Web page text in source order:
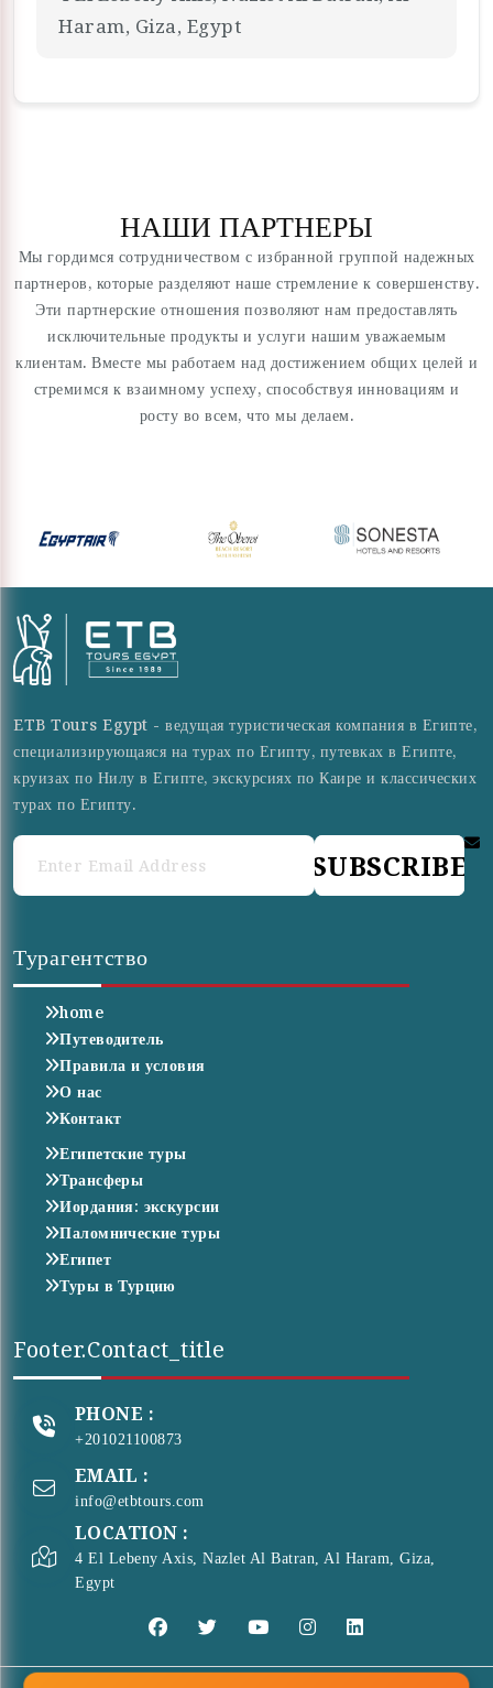
Haram, Giza, Egypt
НАШИ ПАРТНЕРЫ
Мы гордимся сотрудничеством с избранной группой надежных
партнеров, которые разделяют наше стремление к совершенству.
Эти партнерские отношения позволяют нам предоставлять
исключительные продукты и услуги нашим уважаемым
клиентам. Вместе мы работаем над достижением общих целей и
стремимся к взаимному успеху, способствуя инновациям и
росту во всем, что мы делаем.
ETB Tours Egypt - ведущая туристическая компания в Египте,
специализирующаяся на турах по Египту, путевках в Египте,
круизах по Нилу в Египте, экскурсиях по Каире и классических
турах по Египту.
SUBSCRIBE
Турагентство
home
Путеводитель
Правила и условия
О нас
Контакт
Египетские туры
Трансферы
Иордания: экскурсии
Паломнические туры
Египет
Туры в Турцию
Footer.contact_title
PHONE :
+201021100873
EMAIL :
info@etbtours.com
LOCATION :
4 El Lebeny Axis, Nazlet Al Batran, Al Haram, Giza,
Egypt